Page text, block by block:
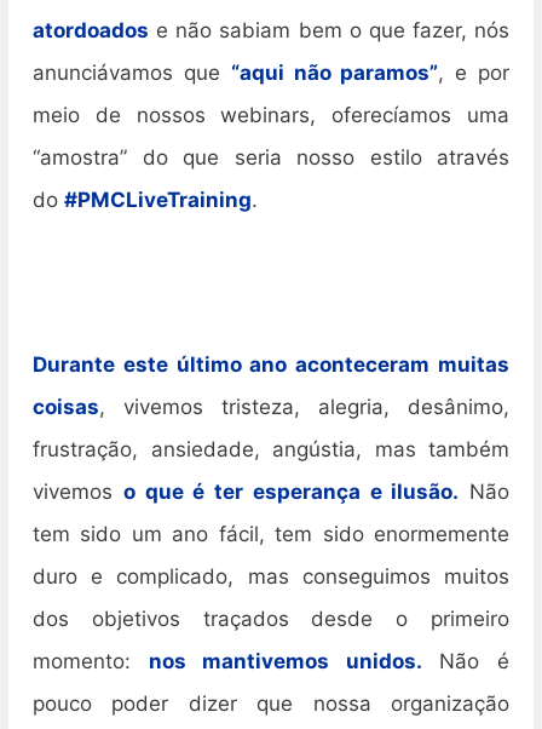
atordoados e não sabiam bem o que fazer, nós
anunciávamos que “aqui não paramos”, e por
meio de nossos webinars, oferecíamos uma
“amostra” do que seria nosso estilo através
do #PMCLiveTraining.
Durante este último ano aconteceram muitas
coisas, vivemos tristeza, alegria, desânimo,
frustração, ansiedade, angústia, mas também
vivemos o que é ter esperança e ilusão. Não
tem sido um ano fácil, tem sido enormemente
duro e complicado, mas conseguimos muitos
dos objetivos traçados desde o primeiro
momento: nos mantivemos unidos. Não é
pouco poder dizer que nossa organização